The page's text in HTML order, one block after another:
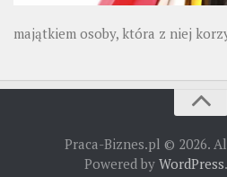
majątkiem osoby, która z niej
Praca-Biznes.pl © 2026.
Powered by WordPress